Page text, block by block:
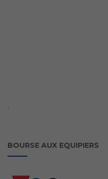
`
BOURSE AUX EQUIPIERS